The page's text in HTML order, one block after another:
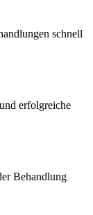
schnell
erfolgreiche
Behandlung